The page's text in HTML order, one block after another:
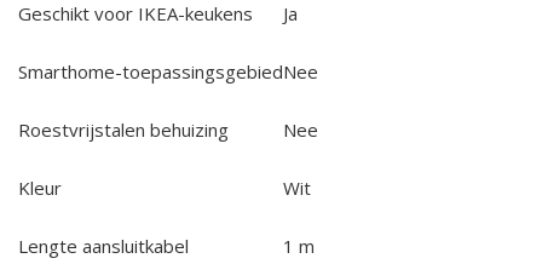
Geschikt voor IKEA-keukens Ja
Smarthome-toepassingsgebiedNee
Roestvrijstalen behuizing Nee
Kleur Wit
Lengte aansluitkabel 1 m